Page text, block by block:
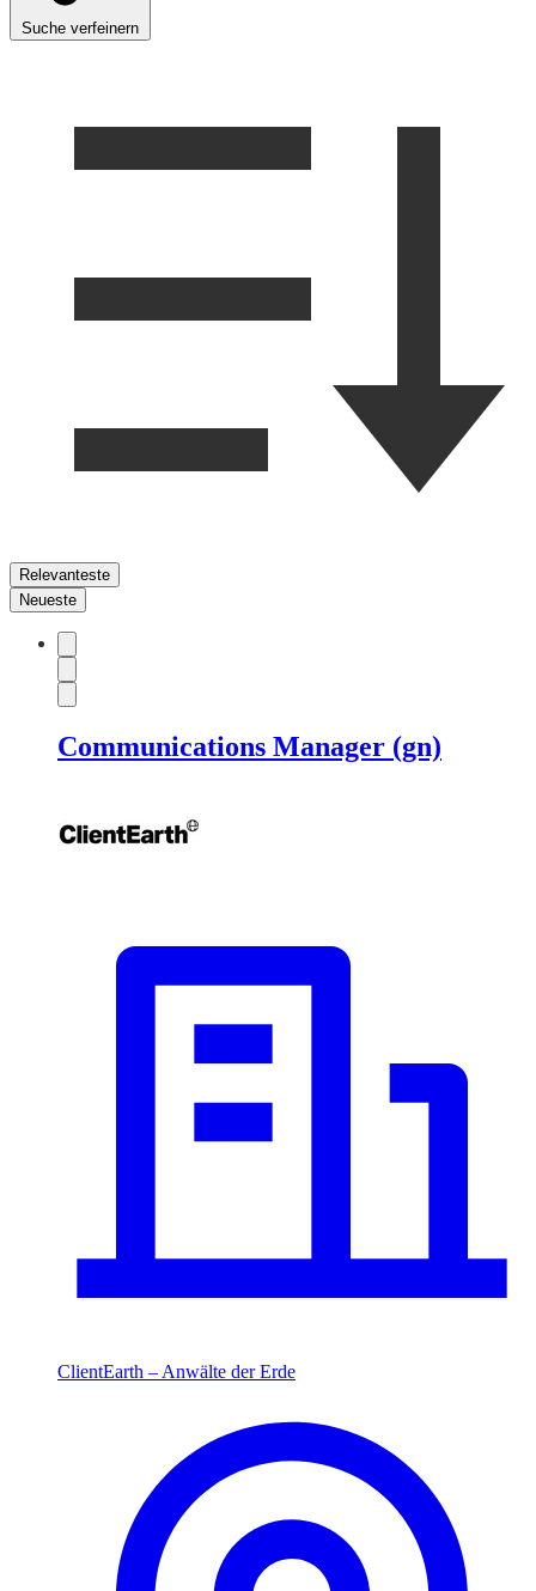
Suche verfeinern
Relevanteste
Neueste
Communications Manager (gn)
ClientEarth – Anwälte der Erde